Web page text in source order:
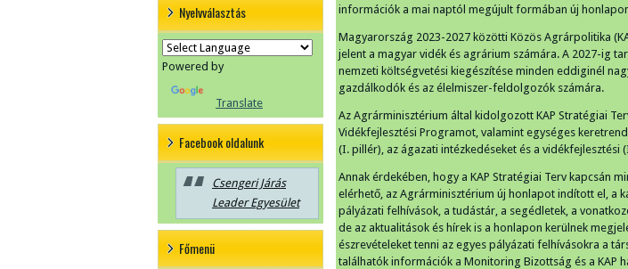
Nyelvválasztás
Powered by
Translate
Facebook oldalunk
Csengeri Járás
Leader Egyesület
Főmenü
információk a mai naptól megújult formában új
Magyarország 2023-2027 közötti Közös Agrárpolitika
jelent a magyar vidék és agrárium számára. A 2027-ig
nemzeti költségvetési kiegészítése minden eddiginél
gazdálkodók és az élelmiszer-feldolgozók számára.
Az Agrárminisztérium által kidolgozott KAP Stratégiai
Vidékfejlesztési Programot, valamint egységes
(I. pillér), az ágazati intézkedéseket és a vidékfejlesztési
Annak érdekében, hogy a KAP Stratégiai Terv kapcsán
elérhető, az Agrárminisztérium új honlapot indított el, a
pályázati felhívások, a tudástár, a segédletek, a
de az aktualitások és hírek is a honlapon kerülnek
észrevételeket tenni az egyes pályázati felhívásokra a
találhatók információk a Monitoring Bizottság és a KAP